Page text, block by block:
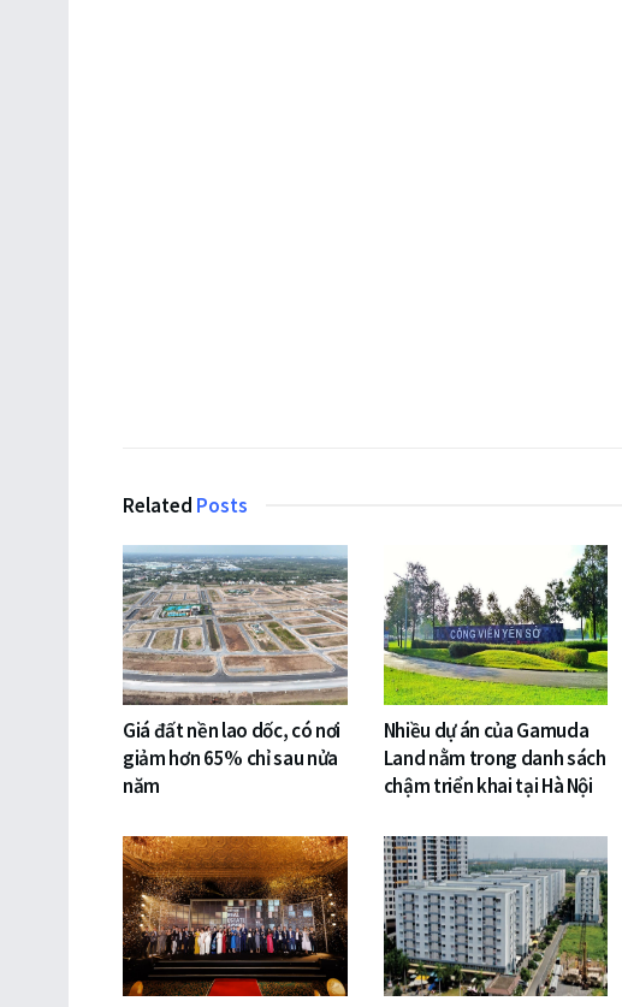
Related Posts
Giá đất nền lao dốc, có nơi
giảm hơn 65% chỉ sau nửa
năm
Nhiều dự án của Gamuda
Land nằm trong danh sách
chậm triển khai tại Hà Nội